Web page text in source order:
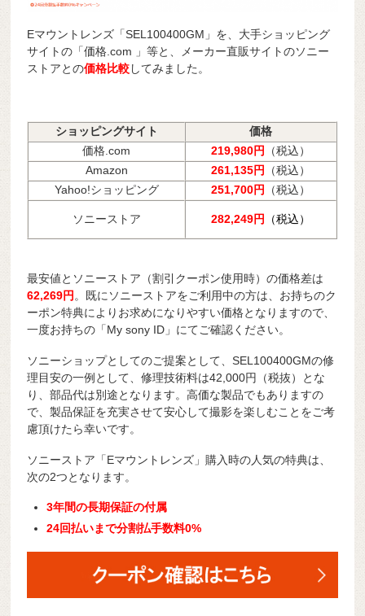
Eマウントレンズ「SEL100400GM」を、大手ショッピング
サイトの「価格.com 」等と、メーカー直販サイトのソニー
ストアとの価格比較してみました。
ショッピングサイト
価格
価格.com
219,980円
（税込）
Amazon
261,135円
（税込）
Yahoo!ショッピング
251,700円 （税込）
ソニーストア 282,249円 （税込）
最安値とソニーストア（割引クーポン使用時）の価格差は
62,269円。既にソニーストアをご利用中の方は、お持ちのク
ーポン特典によりお求めになりやすい価格となりますので、
一度お持ちの「My sony ID」にてご確認ください。
ソニーショップとしてのご提案として、SEL100400GMの修
理目安の一例として、修理技術料は42,000円（税抜）とな
り、部品代は別途となります。高価な製品でもありますの
で、製品保証を充実させて安心して撮影を楽しむことをご考
慮頂けたら幸いです。
ソニーストア「Eマウントレンズ」購入時の人気の特典は、
次の2つとなります。
3年間の長期保証の付属
24回払いまで分割払手数料0%